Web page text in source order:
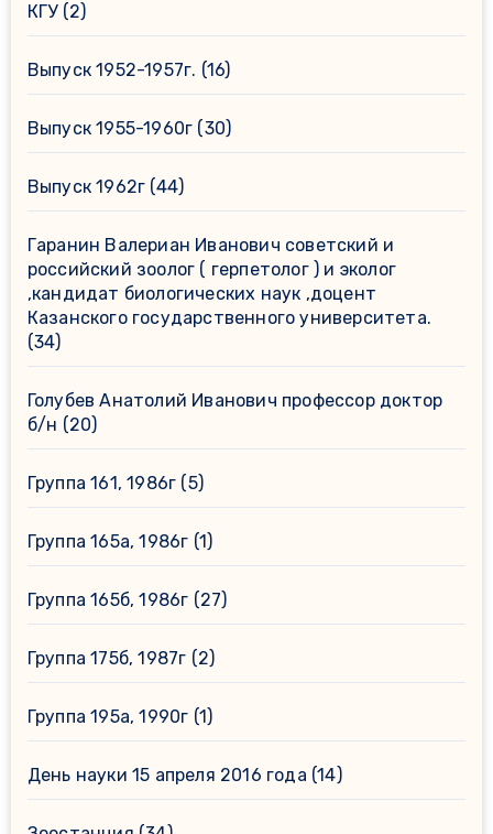
КГУ(2)
Выпуск 1952-1957г. (16)
Выпуск 1955-1960г (30)
Выпуск 1962г (44)
Гаранин Валериан Иванович советский и
российский зоолог ( герпетолог ) и эколог
,кандидат биологических наук ,доцент
Казанского государственного университета.
(34)
Голубев Анатолий Иванович профессор доктор
б/н (20)
Группа 161, 1986г (5)
Группа 165а, 1986г (1)
Группа 165б, 1986г (27)
Группа 175б, 1987г (2)
Группа 195а, 1990г (1)
День науки 15 апреля 2016 года (14)